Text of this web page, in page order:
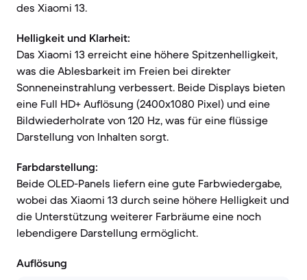
des Xiaomi 13.
Helligkeit und Klarheit:
Das Xiaomi 13 erreicht eine höhere Spitzenhelligkeit,
was die Ablesbarkeit im Freien bei direkter
Sonneneinstrahlung verbessert. Beide Displays bieten
eine Full HD+ Auflösung (2400x1080 Pixel) und eine
Bildwiederholrate von 120 Hz, was für eine flüssige
Darstellung von Inhalten sorgt.
Farbdarstellung:
Beide OLED-Panels liefern eine gute Farbwiedergabe,
wobei das Xiaomi 13 durch seine höhere Helligkeit und
die Unterstützung weiterer Farbräume eine noch
lebendigere Darstellung ermöglicht.
Auflösung